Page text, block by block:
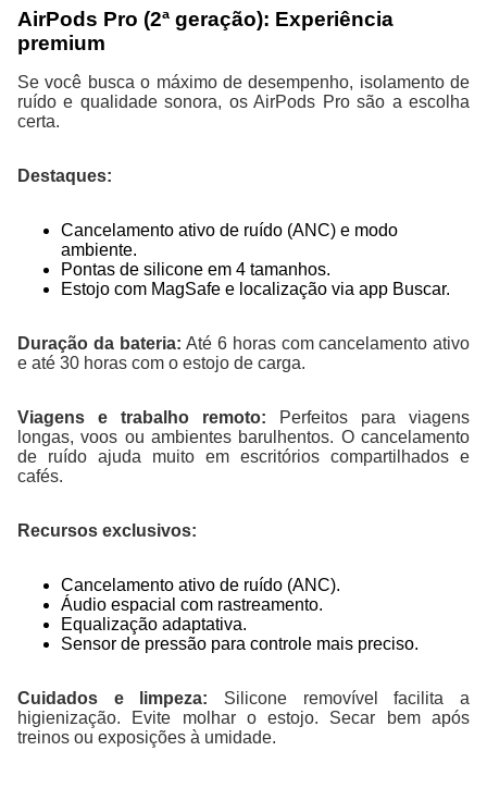
AirPods Pro (2ª geração): Experiência
premium
Se você busca o máximo de desempenho, isolamento de
ruído e qualidade sonora, os AirPods Pro são a escolha
certa.
Destaques:
Cancelamento ativo de ruído (ANC) e modo
ambiente.
Pontas de silicone em 4 tamanhos.
Estojo com MagSafe e localização via app Buscar.
Duração da bateria:Até 6 horas com cancelamento ativo
e até 30 horas com o estojo de carga.
Viagens e trabalho remoto:
Perfeitos para viagens
longas, voos ou ambientes barulhentos. O cancelamento
de ruído ajuda muito em escritórios compartilhados e
cafés.
Recursos exclusivos:
Cancelamento ativo de ruído (ANC).
Áudio espacial com rastreamento.
Equalização adaptativa.
Sensor de pressão para controle mais preciso.
Cuidados e limpeza: Silicone removível facilita a
higienização. Evite molhar o estojo. Secar bem após
treinos ou exposições à umidade.